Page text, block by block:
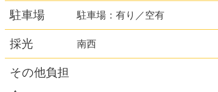
駐車場 駐車場：有り／空有
採光 南西
その他負担